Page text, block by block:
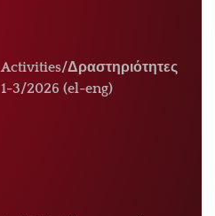
Activities/Δραστηριότητες
1-3/2026 (el-eng)